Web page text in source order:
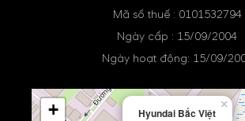
Mã số thuế : 0101532794
Ngày cấp : 15/09/2004
Ngày hoạt động: 15/09/
Hyundai Bắc Việt
×
+